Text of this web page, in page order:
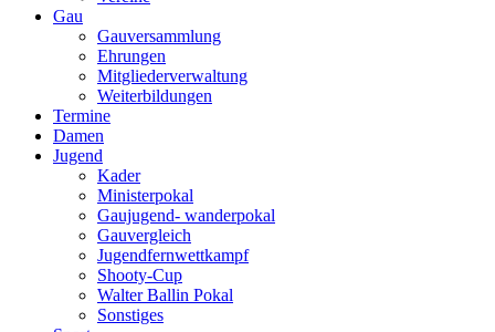
Gau
Gauversammlung
Ehrungen
Mitgliederverwaltung
Weiterbildungen
Termine
Damen
Jugend
Kader
Ministerpokal
Gaujugend- wanderpokal
Gauvergleich
Jugendfernwettkampf
Shooty-Cup
Walter Ballin Pokal
Sonstiges